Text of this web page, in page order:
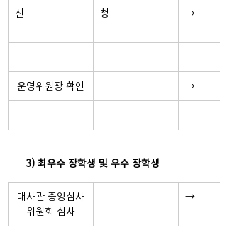
신 청 →
운영위원장 확인 →
3) 최우수 장학생 및 우수 장학생
대사관 중앙심사
위원회 심사
→